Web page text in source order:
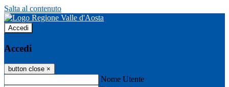
Salta al contenuto
Accedi
Accedi
button close ×
Nome Utente